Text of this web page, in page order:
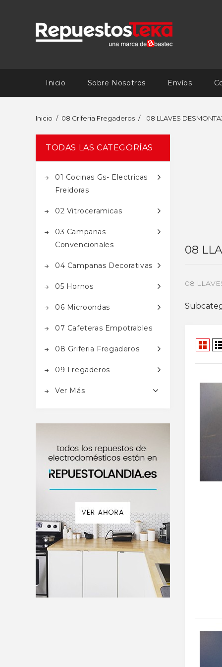
Inicio Sobre Nosotros Envíos
Inicio 08 Griferia Fregaderos 08 LLAVES
TODAS LAS CATEGORÍAS
01 Cocinas Gs- Electricas
Freidoras
02 Vitroceramicas
03 Campanas
Convencionales
04 Campanas Decorativas
05 Hornos
06 Microondas
07 Cafeteras Empotrables
08 Griferia Fregaderos
09 Fregaderos
Ver Más
08
08